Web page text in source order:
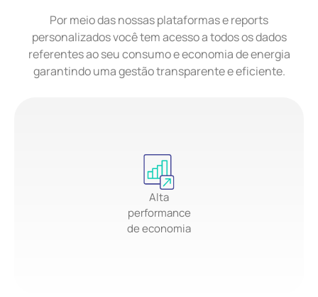
Por meio das nossas plataformas e reports
personalizados você tem acesso a todos os dados
referentes ao seu consumo e economia de energia
garantindo uma gestão transparente e eficiente.
Alta
performance
de economia